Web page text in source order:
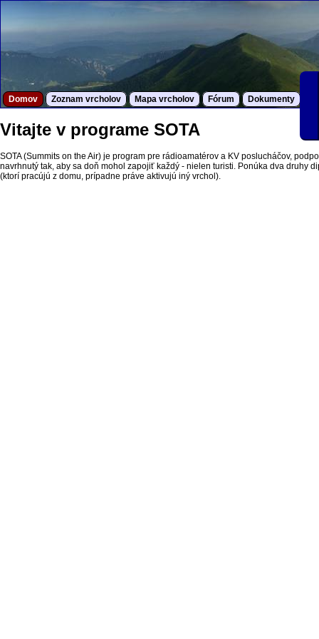
Domov Zoznam vrcholov Mapa vrcholov Fórum Dokumenty
Vitajte v programe SOTA
SOTA (Summits on the Air) je program pre rádioamatérov a KV poslucháčov,
navrhnutý tak, aby sa doň mohol zapojiť každý - nielen turisti. Ponúka dva druhy
(ktorí pracújú z domu, prípadne práve aktivujú iný vrchol).